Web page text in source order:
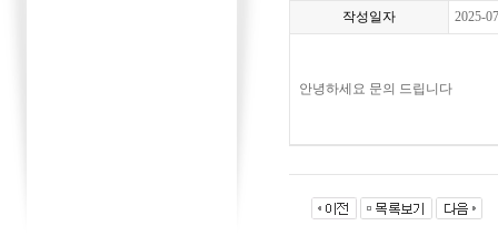
작성일자 2025-
안녕하세요 문의 드립니다